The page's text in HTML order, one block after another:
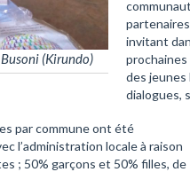
(Kirundo)
invitant
des
dialogues,
par commune ont été
l’administration locale à raison
; 50% garçons et 50% filles, de